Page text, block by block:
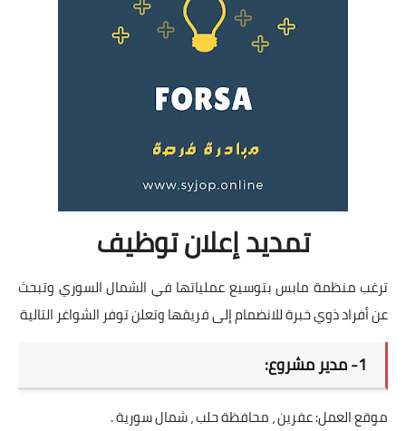
تمديد إعلان توظيف
ترغب منظمة مابس بتوسيع عملياتها في الشمال السوري وتبحث
عن أفراد ذوي خبرة للانضمام إلى فريقها وتعلن توفر الشواغر التالية
1- مدير مشروع:
موقع العمل: عفرين ، محافظة حلب ، شمال سورية .